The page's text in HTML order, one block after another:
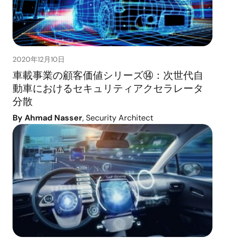
2020年12月10日
車載事業の顧客価値シリーズ⑭：次世代自
動車におけるセキュリティアクセラレータ
分散
By Ahmad Nasser, Security Architect